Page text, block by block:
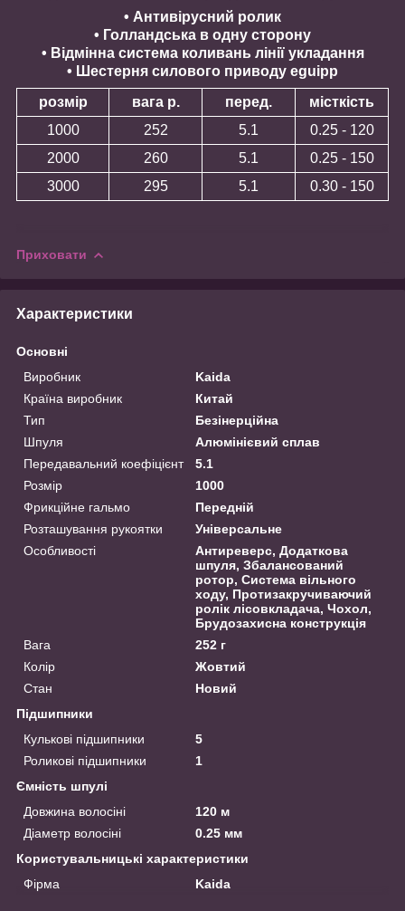
• Антивірусний ролик
• Голландська в одну сторону
• Відмінна система коливань лінії укладання
• Шестерня силового приводу eguipp
розмір
вага р. перед.
місткість
1000
252 5.1
0.25 - 120
2000
260 5.1
0.25 - 150
3000
295 5.1 0.30 - 150
Приховати
Характеристики
Основні
Виробник
Kaida
Країна виробник
Китай
Тип
Безінерційна
Шпуля
Алюмінієвий сплав
Передавальний коефіцієнт
5.1
Розмір
1000
Фрикційне гальмо
Передній
Розташування рукоятки
Універсальне
Особливості
Антиреверс, Додаткова
шпуля, Збалансований
ротор, Система вільного
ходу, Протизакручиваючий
ролік лісовкладача, Чохол,
Брудозахисна конструкція
Вага
252 г
Колір
Жовтий
Стан
Новий
Підшипники
Кулькові підшипники
5
Роликові підшипники
1
Ємність шпулі
Довжина волосіні
120 м
Діаметр волосіні
0.25 мм
Користувальницькі характеристики
Фірма
Kaida